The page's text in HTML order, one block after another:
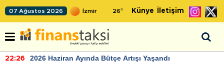
07 Ağustos 2026 26° Künye İletişim
22:26 2026 Haziran Ayında Bütçe Artışı Yaşandı